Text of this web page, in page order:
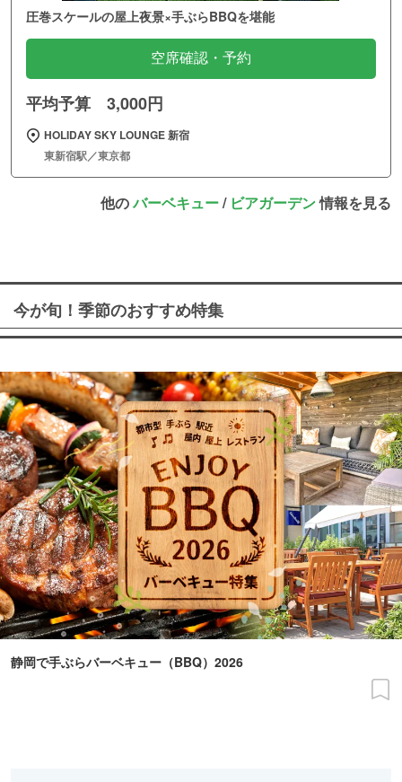
圧巻スケールの屋上夜景×手ぶらBBQを堪能
空席確認・予約
平均予算 3,000円
HOLIDAY SKY LOUNGE 新宿
東新宿駅／東京都
他のバーベキュー/ ビアガーデン情報を見る
今が旬！季節のおすすめ特集
静岡で手ぶらバーベキュー（BBQ）2026